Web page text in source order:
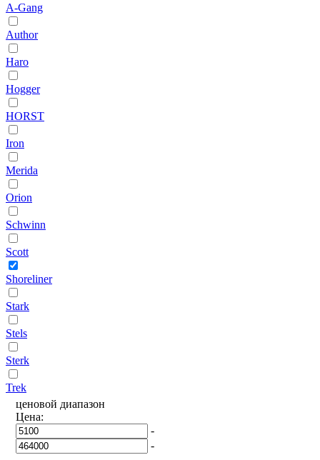
A-Gang
Author
Haro
Hogger
HORST
Iron
Merida
Orion
Schwinn
Scott
Shoreliner
Stark
Stels
Sterk
Trek
ценовой диапазон
Цена:
-
-